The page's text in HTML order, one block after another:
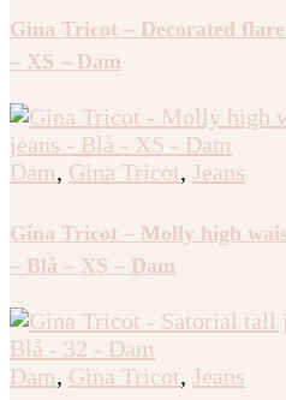
Gina Tricot – Decorated
– XS – Dam
Dam, Gina Tricot, Jeans
Gina Tricot – Molly high
– Blå – XS – Dam
Dam, Gina Tricot, Jeans